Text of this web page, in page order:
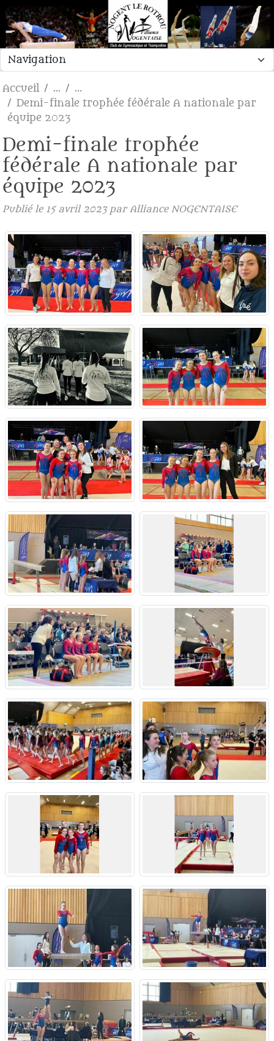
Accueil
Demi-finale trophée fédérale A nationale par
équipe 2023
Demi-finale trophée
fédérale A nationale par
équipe 2023
Publié le 15 avril 2023par Alliance NOGENTAISE
Panneau de gestion des cookies